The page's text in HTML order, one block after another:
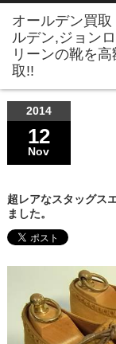
2014
12
Nov
超レアなスタッグス
ました。